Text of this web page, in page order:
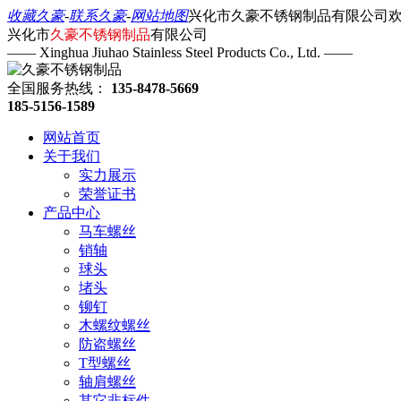
收藏久豪-联系久豪-网站地图兴化市久豪不锈钢制品有限公司
兴化市久豪不锈钢制品有限公司
—— Xinghua Jiuhao Stainless Steel Products Co., Ltd. ——
全国服务热线：
135-8478-5669
185-5156-1589
网站首页
关于我们
实力展示
荣誉证书
产品中心
马车螺丝
销轴
球头
堵头
铆钉
木螺纹螺丝
防盗螺丝
T型螺丝
轴肩螺丝